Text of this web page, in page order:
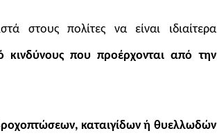
στους πολίτες να είναι
ιδιαίτερα
κινδύνους που προέρχονται από την
καταιγίδων ή θυελλωδών